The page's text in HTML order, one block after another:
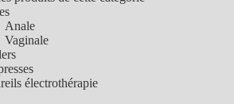
Anale
Vaginale
électrothérapie